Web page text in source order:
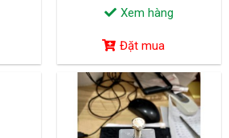
Xem hàng
Đặt mua